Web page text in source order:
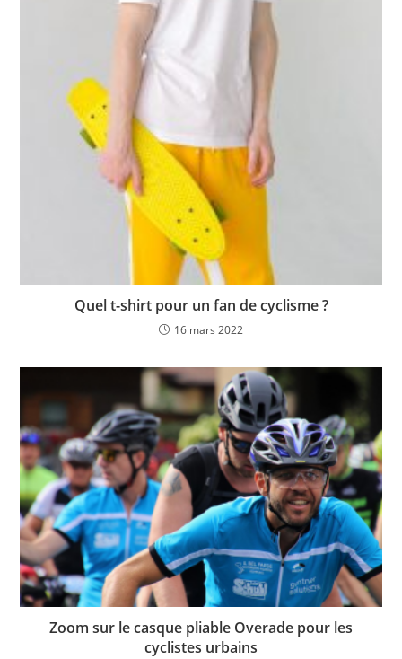
Quel t-shirt pour un fan de cyclisme ?
16 mars 2022
Zoom sur le casque pliable Overade pour les
cyclistes urbains